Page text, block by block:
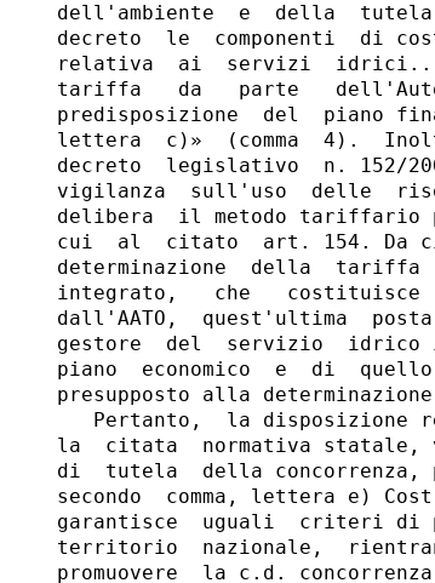
dell'ambiente  e  della
decreto  le  componenti  di
relativa  ai  servizi  idrici...»
tariffa   da   parte
predisposizione  del  piano
lettera  c)»  (comma  4).
decreto  legislativo  n. 152/
vigilanza  sull'uso  delle
delibera  il metodo tariffario
cui  al  citato  art. 154. Da
determinazione  della
integrato,   che
dall'AATO,  quest'ultima
gestore  del  servizio  idrico
piano  economico  e  di
presupposto alla
Pertanto,  la disposizione
la  citata  normativa statale,
di  tutela  della concorrenza,
secondo  comma, lettera e)
garantisce  uguali  criteri di
territorio  nazionale,
promuovere  la c.d.